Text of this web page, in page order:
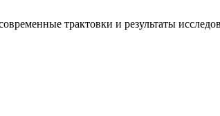
трактовки и результаты